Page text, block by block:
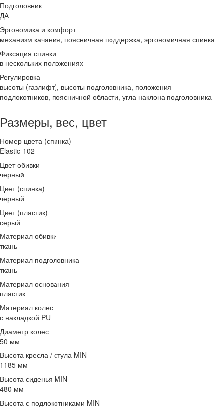
Подголовник
ДА
Эргономика и комфорт
механизм качания, поясничная поддержка, эргономичная спинка
Фиксация спинки
в нескольких положениях
Регулировка
высоты (газлифт), высоты подголовника, положения
подлокотников, поясничной области, угла наклона подголовника
Размеры, вес, цвет
Номер цвета (спинка)
Elastic-102
Цвет обивки
черный
Цвет (спинка)
черный
Цвет (пластик)
серый
Материал обивки
ткань
Материал подголовника
ткань
Материал основания
пластик
Материал колес
с накладкой PU
Диаметр колес
50 мм
Высота кресла / стула MIN
1185 мм
Высота сиденья MIN
480 мм
Высота с подлокотниками MIN